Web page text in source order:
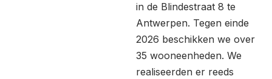
in de Blindestraat 8 te
Antwerpen. Tegen einde
2026 beschikken we over
35 wooneenheden. We
realiseerden er reeds